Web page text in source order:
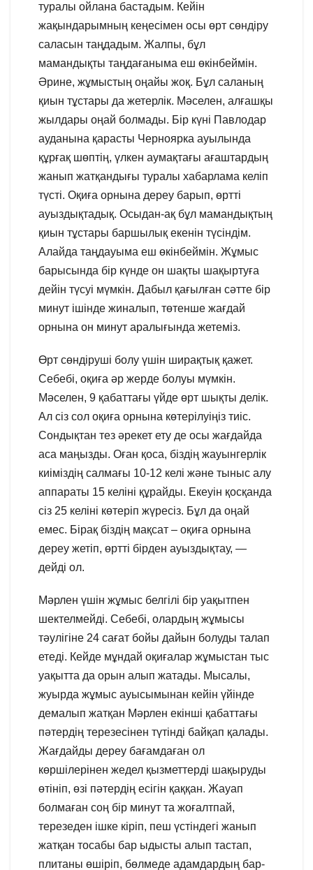
туралы ойлана бастадым. Кейін
жақындарымның кеңесімен осы өрт сөндіру
саласын таңдадым. Жалпы, бұл
мамандықты таңдағаныма еш өкінбеймін.
Әрине, жұмыстың оңайы жоқ. Бұл саланың
қиын тұстары да жетерлік. Мәселен, алғашқы
жылдары оңай болмады. Бір күні Павлодар
ауданына қарасты Черноярка ауылында
құрғақ шөптің, үлкен аумақтағы ағаштардың
жанып жатқандығы туралы хабарлама келіп
түсті. Оқиға орнына дереу барып, өртті
ауыздықтадық. Осыдан-ақ бұл мамандықтың
қиын тұстары баршылық екенін түсіндім.
Алайда таңдауыма еш өкінбеймін. Жұмыс
барысында бір күнде он шақты шақыртуға
дейін түсуі мүмкін. Дабыл қағылған сәтте бір
минут ішінде жиналып, төтенше жағдай
орнына он минут аралығында жетеміз.
Өрт сөндіруші болу үшін ширақтық қажет.
Себебі, оқиға әр жерде болуы мүмкін.
Мәселен, 9 қабаттағы үйде өрт шықты делік.
Ал сіз сол оқиға орнына көтерілуіңіз тиіс.
Сондықтан тез әрекет ету де осы жағдайда
аса маңызды. Оған қоса, біздің жауынгерлік
киіміздің салмағы 10-12 келі және тыныс алу
аппараты 15 келіні құрайды. Екеуін қосқанда
сіз 25 келіні көтеріп жүресіз. Бұл да оңай
емес. Бірақ біздің мақсат – оқиға орнына
дереу жетіп, өртті бірден ауыздықтау, —
дейді ол.
Мәрлен үшін жұмыс белгілі бір уақытпен
шектелмейді. Себебі, олардың жұмысы
тәулігіне 24 сағат бойы дайын болуды талап
етеді. Кейде мұндай оқиғалар жұмыстан тыс
уақытта да орын алып жатады. Мысалы,
жуырда жұмыс ауысымынан кейін үйінде
демалып жатқан Мәрлен екінші қабаттағы
пәтердің терезесінен түтінді байқап қалады.
Жағдайды дереу бағамдаған ол
көршілерінен жедел қызметтерді шақыруды
өтініп, өзі пәтердің есігін қаққан. Жауап
болмаған соң бір минут та жоғалтпай,
терезеден ішке кіріп, пеш үстіндегі жанып
жатқан тосабы бар ыдысты алып тастап,
плитаны өшіріп, бөлмеде адамдардың бар-